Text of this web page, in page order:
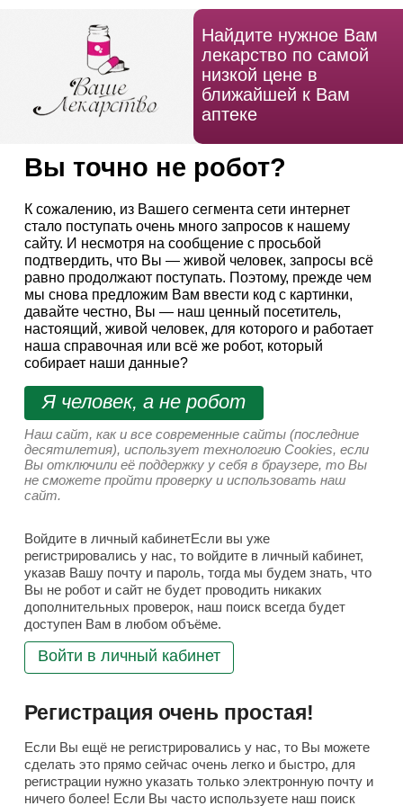
Найдите нужное Вам
лекарство по самой
низкой цене в
ближайшей к Вам
аптеке
Вы точно не робот?
К сожалению, из Вашего сегмента сети интернет
стало поступать очень много запросов к нашему
сайту. И несмотря на сообщение с просьбой
подтвердить, что Вы — живой человек, запросы всё
равно продолжают поступать. Поэтому, прежде чем
мы снова предложим Вам ввести код с картинки,
давайте честно, Вы — наш ценный посетитель,
настоящий, живой человек, для которого и работает
наша справочная или всё же робот, который
собирает наши данные?
Я человек, а не робот
Наш сайт, как и все современные сайты (последние
десятилетия), использует технологию Cookies, если
Вы отключили её поддержку у себя в браузере, то Вы
не сможете пройти проверку и использовать наш
сайт.
Войдите в личный кабинетЕсли вы уже
регистрировались у нас, то войдите в личный кабинет,
указав Вашу почту и пароль, тогда мы будем знать, что
Вы не робот и сайт не будет проводить никаких
дополнительных проверок, наш поиск всегда будет
доступен Вам в любом объёме.
Войти в личный кабинет
Регистрация очень простая!
Если Вы ещё не регистрировались у нас, то Вы можете
сделать это прямо сейчас очень легко и быстро, для
регистрации нужно указать только электронную почту и
ничего более! Если Вы часто используете наш поиск